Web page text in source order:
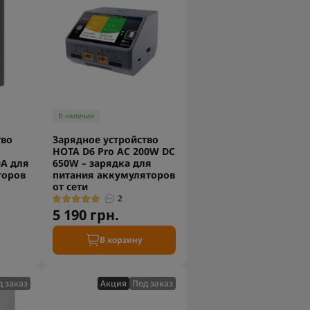
для
В наличии
Зарядное устройство
HOTA D6 Pro AC 200W DC
650W – зарядка для
питания аккумуляторов
от сети
2
5 190 грн.
В корзину
заказ Акция Под заказ